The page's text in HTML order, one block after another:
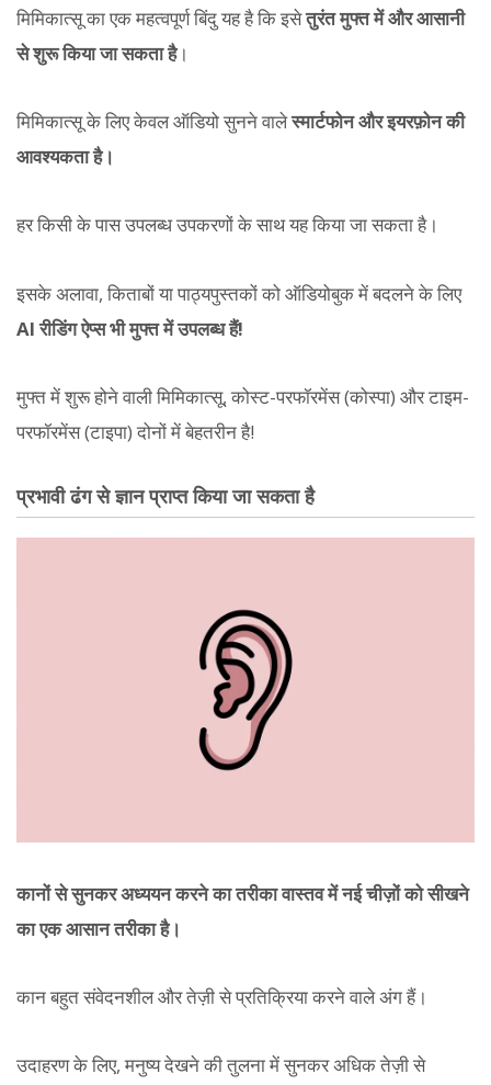
मिमिकात्सू का एक महत्वपूर्ण बिंदु यह है कि इसेतुरंत मुफ्त में और आसानी
से शुरू किया जा सकता है।
मिमिकात्सू के लिए केवल ऑडियो सुनने वालेस्मार्टफोन और इयरफ़ोन की
आवश्यकता है।
हर किसी के पास उपलब्ध उपकरणों के साथ यह किया जा सकता है।
इसके अलावा, किताबों या पाठ्यपुस्तकों को ऑडियोबुक में बदलने के लिए
AI रीडिंग ऐप्स भी मुफ्त में उपलब्ध हैं!
मुफ्त में शुरू होने वाली मिमिकात्सू, कोस्ट-परफॉरमेंस (कोस्पा) और टाइम-
परफॉरमेंस (टाइपा) दोनों में बेहतरीन है!
प्रभावी ढंग से ज्ञान प्राप्त किया जा सकता है
कानों से सुनकर अध्ययन करने का तरीका वास्तव में नई चीज़ों को सीखने
का एक आसान तरीका है।
कान बहुत संवेदनशील और तेज़ी से प्रतिक्रिया करने वाले अंग हैं।
उदाहरण के लिए, मनुष्य देखने की तुलना में सुनकर अधिक तेज़ी से